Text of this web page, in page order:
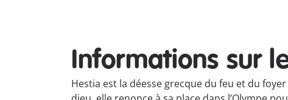
Informations sur
Hestia est la déesse grecque du feu et du